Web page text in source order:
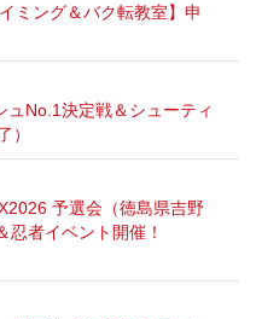
ミング＆バク転教室】申
No.1決定戦＆シューティ
）
予選会（徳島県吉野
忍者イベント開催！